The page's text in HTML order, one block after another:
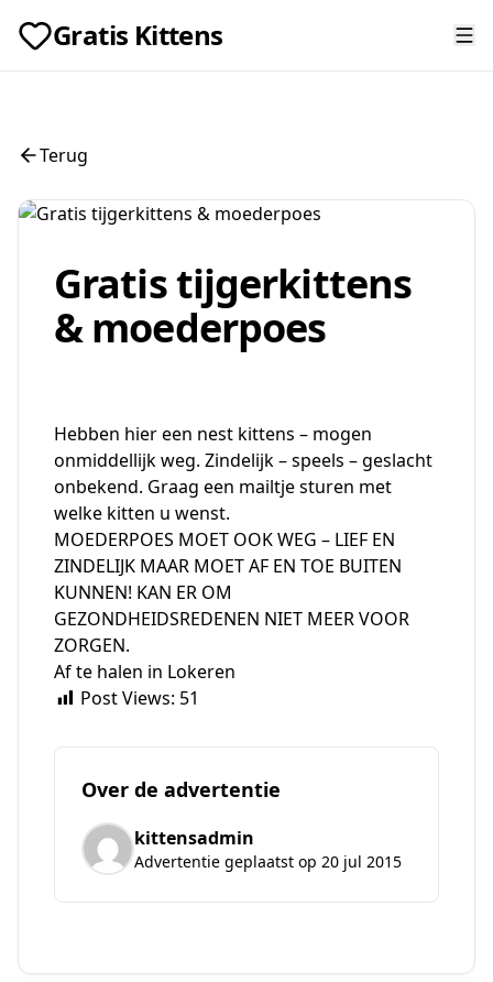
Gratis Kittens
Terug
Gratis tijgerkittens
& moederpoes
Hebben hier een nest kittens – mogen
onmiddellijk weg. Zindelijk – speels – geslacht
onbekend. Graag een mailtje sturen met
welke kitten u wenst.
MOEDERPOES MOET OOK WEG – LIEF EN
ZINDELIJK MAAR MOET AF EN TOE BUITEN
KUNNEN! KAN ER OM
GEZONDHEIDSREDENEN NIET MEER VOOR
ZORGEN.
Af te halen in Lokeren
Post Views: 51
Over de advertentie
kittensadmin
Advertentie geplaatst op 20 jul 2015